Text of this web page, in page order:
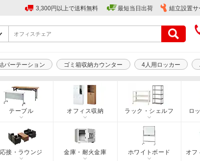
3,300円以上で送料無料 最短当日出荷 組立設置
パーテーション ゴミ箱収納カウンター 4人用ロッカー
テーブル オフィス収納 ラック・シェルフ ロ
応接・ラウンジ 金庫・耐火金庫 ホワイトボード オフ